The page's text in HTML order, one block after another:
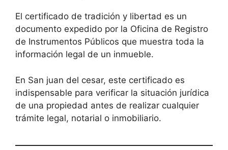
El certificado de tradición y libertad es un
documento expedido por la Oficina de Registro
de Instrumentos Públicos que muestra toda la
información legal de un inmueble.
En San juan del cesar, este certificado es
indispensable para verificar la situación jurídica
de una propiedad antes de realizar cualquier
trámite legal, notarial o inmobiliario.